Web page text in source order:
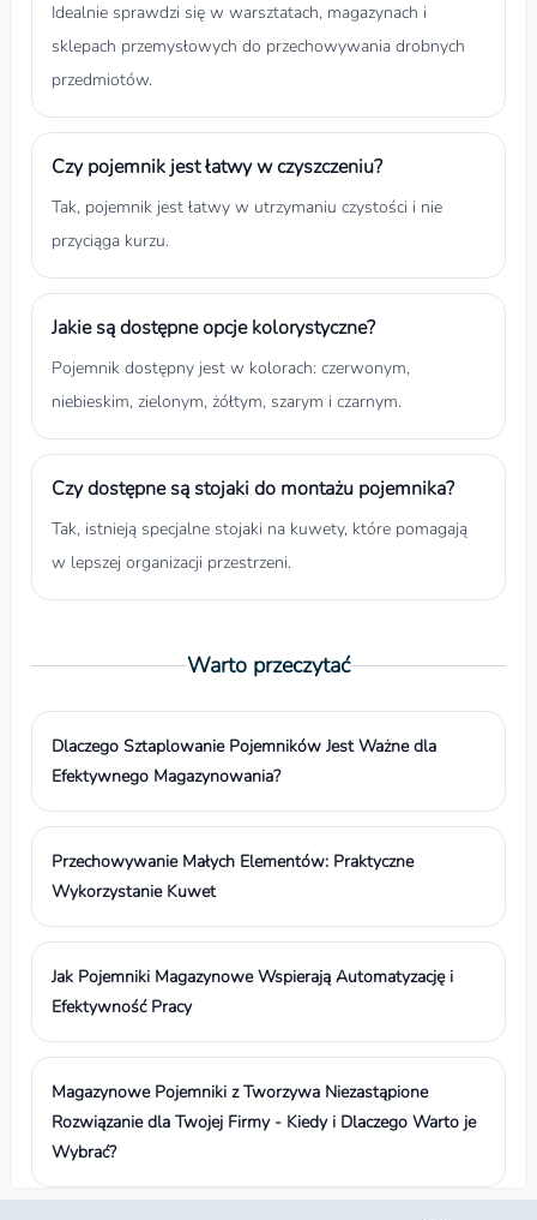
Idealnie sprawdzi się w warsztatach, magazynach i
sklepach przemysłowych do przechowywania drobnych
przedmiotów.
Czy pojemnik jest łatwy w czyszczeniu?
Tak, pojemnik jest łatwy w utrzymaniu czystości i nie
przyciąga kurzu.
Jakie są dostępne opcje kolorystyczne?
Pojemnik dostępny jest w kolorach: czerwonym,
niebieskim, zielonym, żółtym, szarym i czarnym.
Czy dostępne są stojaki do montażu pojemnika?
Tak, istnieją specjalne stojaki na kuwety, które pomagają
w lepszej organizacji przestrzeni.
Warto przeczytać
Dlaczego Sztaplowanie Pojemników Jest Ważne dla
Efektywnego Magazynowania?
Przechowywanie Małych Elementów: Praktyczne
Wykorzystanie Kuwet
Jak Pojemniki Magazynowe Wspierają Automatyzację i
Efektywność Pracy
Magazynowe Pojemniki z Tworzywa Niezastąpione
Rozwiązanie dla Twojej Firmy - Kiedy i Dlaczego Warto je
Wybrać?